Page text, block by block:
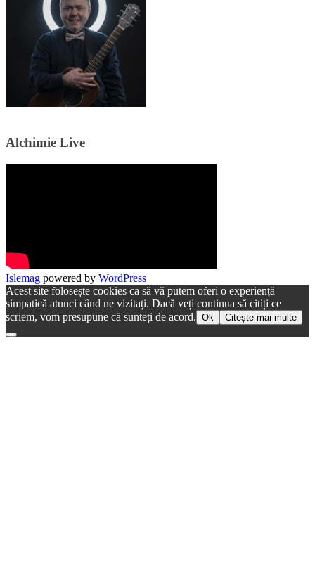
Alchimie Live
Islemag powered by WordPress
Acest site folosește cookies ca să vă putem oferi o experiență
simpatică atunci când ne vizitați. Dacă veți continua să citiți ce
scriem, vom presupune că sunteți de acord. Ok Citește mai multe